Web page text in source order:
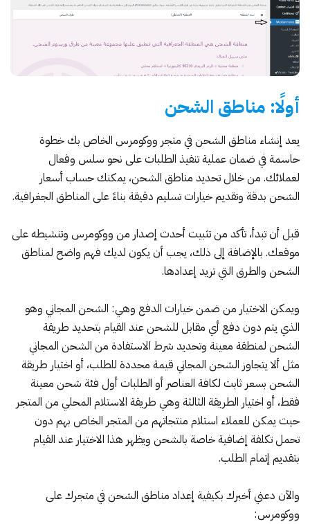
أولًا: مناطق الشحن
يعد إنشاء مناطق الشحن في متجر ووكومرس الخاص بك خطوة
حاسمة في ضمان عملية تنفيذ الطلبات على نحو سلس وفعال
لعملائك. من خلال تحديد مناطق الشحن، يمكنك حساب أسعار
الشحن بدقة وتقديم خيارات تسليم دقيقة بناءً على المناطق الجغرافية.
قبل أن تبدأ، تأكد منتثبيت أحدث إصدار من ووكومرس وتنشيطه على
موقعك. بالإضافة إلى ذلك، يجب أن يكون لديك فهم واضح لمناطق
الشحن والطرق التي تريد إعدادها.
ويمكن الاختيار من ضمن خيارات الدفع وهي: الشحن المجاني وهو
الذي يتم دون دفع أي مقابل للشحن عند القيام بتحديد طريقة
الشحن لمنطقة معينة وتحديد شرط الاستفادة من الشحن المجاني
مثل ألا يتجاوز الشحن المجاني قيمة محددة للطلب، أو اختيار طريقة
الشحن بسعر ثابت لكافة العناصر أو الطلبات أول فئة شحن معينة
فقط، أو اختيار الطريقة الثالثة وهي طريقة الاستلام المحلي من المتجر
حيث يمكن للعملاء استلام منتجاتهم من المتجر الخاص بهم دون
تحمل تكلفة إضافية خاصة بالشحن ويظهر هذا الاختيار عند القيام
بتقديم إتمام الطلب.
والآن دعني أخبرك بكيفية إعداد مناطق الشحن في متجرك على
ووكومرس: